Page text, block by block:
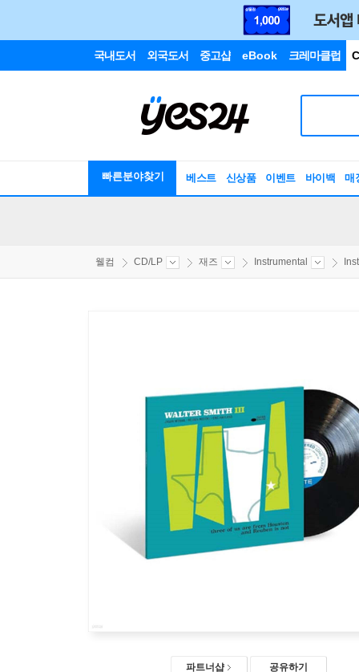
국내도서 외국도서 중고샵 eBook 크레마클럽
빠른분야찾기 베스트 신상품 이벤트 바이백 매
웰컴 CD/LP 재즈 Instrumental
파트너샵 공유하기